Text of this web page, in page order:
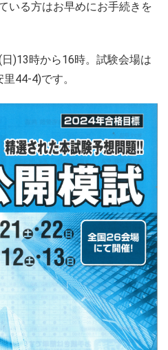
いる方はお早めにお手続きを
)13時から16時。試験会場は
44-4)です。